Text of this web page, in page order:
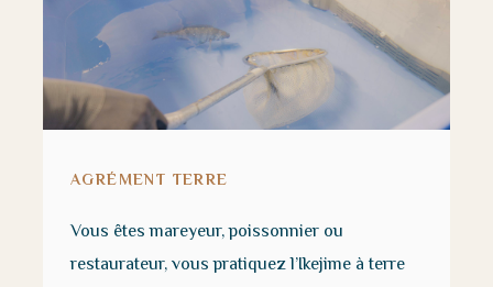
AGRÉMENT TERRE
Vous êtes mareyeur, poissonnier ou
restaurateur, vous pratiquez l’Ikejime à terre